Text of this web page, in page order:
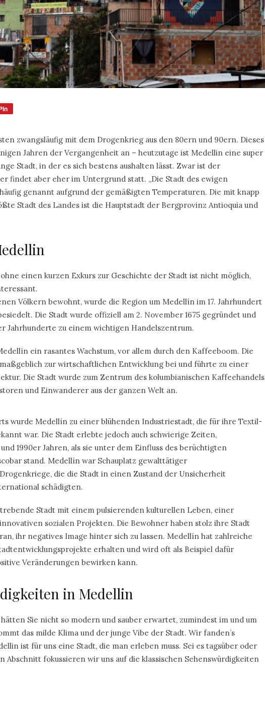
zwangsläufig mit dem Drogenkrieg aus den 80ern und 90ern. Dieses
Jahren der Vergangenheit an – heutzutage ist Medellin eine super
Stadt, in der es sich bestens aushalten lässt. Zwar ist der
findet aber eher im Untergrund statt. „Die Stadt des ewigen
genannt aufgrund der gemäßigten Temperaturen. Die mit knapp
Stadt des Landes ist die Hauptstadt der Bergprovinz Antioquia und
einen kurzen Exkurs zur Geschichte der Stadt ist nicht möglich,
Völkern bewohnt, wurde die Region um Medellín im 17. Jahrhundert
Die Stadt wurde offiziell am 2. November 1675 gegründet und
Jahrhunderte zu einem wichtigen Handelszentrum.
ein rasantes Wachstum, vor allem durch den Kaffeeboom. Die
zur wirtschaftlichen Entwicklung bei und führte zu einer
Die Stadt wurde zum Zentrum des kolumbianischen Kaffeehandels
und Einwanderer aus der ganzen Welt an.
wurde Medellín zu einer blühenden Industriestadt, die für ihre Textil-
war. Die Stadt erlebte jedoch auch schwierige Zeiten,
1990er Jahren, als sie unter dem Einfluss des berüchtigten
stand. Medellín war Schauplatz gewalttätiger
die die Stadt in einen Zustand der Unsicherheit
schädigten.
Stadt mit einem pulsierenden kulturellen Leben, einer
sozialen Projekten. Die Bewohner haben stolz ihre Stadt
ihr negatives Image hinter sich zu lassen. Medellín hat zahlreiche
erhalten und wird oft als Beispiel dafür
Veränderungen bewirken kann.
in Medellin
Sie nicht so modern und sauber erwartet, zumindest im und um
das milde Klima und der junge Vibe der Stadt. Wir fanden’s
ist für uns eine Stadt, die man erleben muss. Sei es tagsüber oder
Abschnitt fokussieren wir uns auf die klassischen Sehenswürdigkeiten